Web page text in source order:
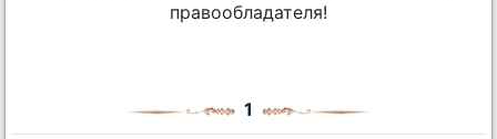
правообладателя!
1